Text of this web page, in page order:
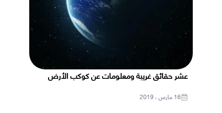
عشر حقائق غريبة ومعلومات عن كوكب الأرض
16 مارس ، 2019